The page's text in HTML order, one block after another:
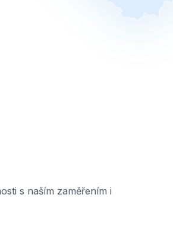
s naším zaměřením i